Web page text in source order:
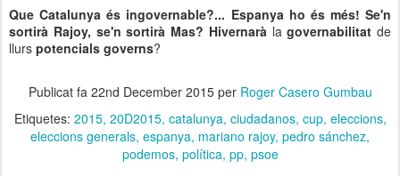
Que Catalunya és ingovernable?... Espanya ho és més! Se'n
sortirà Rajoy, se'n sortirà Mas? Hivernarà lagovernabilitat de
llurs potencials governs?
Publicat fa 22nd December 2015per Roger Casero Gumbau
Etiquetes: 2015 20D2015 catalunya ciudadanos cup eleccions
eleccions generals espanya mariano rajoy pedro sánchez
podemos política pp psoe